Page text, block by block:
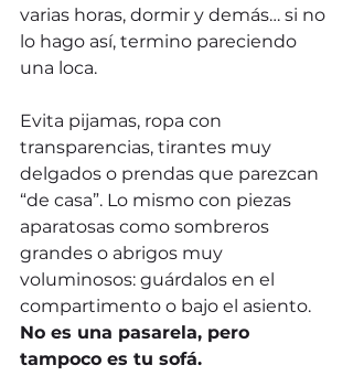
varias horas, dormir y demás… si no
lo hago así, termino pareciendo
una loca.
Evita pijamas, ropa con
transparencias, tirantes muy
delgados o prendas que parezcan
“de casa”. Lo mismo con piezas
aparatosas como sombreros
grandes o abrigos muy
voluminosos: guárdalos en el
compartimento o bajo el asiento.
No es una pasarela, pero
tampoco es tu sofá.